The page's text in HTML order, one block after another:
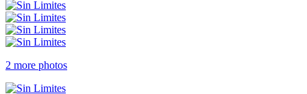
2 more photos